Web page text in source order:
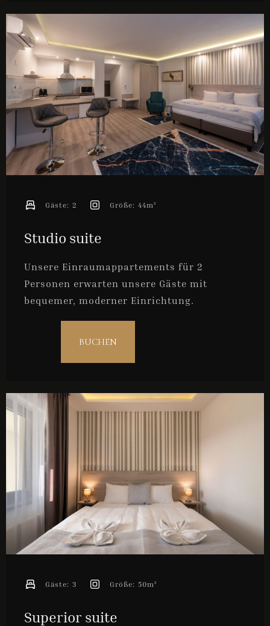
Studio suite
Unsere Einraumappartements für 2
Personen erwarten unsere Gäste mit
bequemer, moderner Einrichtung.
Gäste: 2 Größe: 44m²
BUCHEN
Superior suite
Gäste: 3 Größe: 50m²
Anreise
Gäste